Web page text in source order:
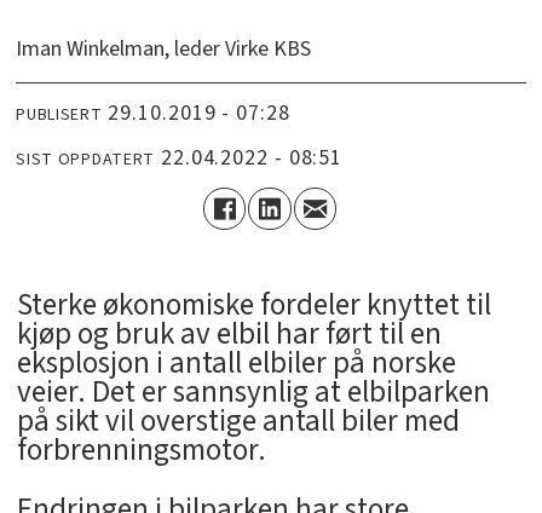
Iman Winkelman, leder Virke KBS
PUBLISERT 29.10.2019 - 07:28
SIST OPPDATERT 22.04.2022 - 08:51
Sterke økonomiske fordeler knyttet til
kjøp og bruk av elbil har ført til en
eksplosjon i antall elbiler på norske
veier. Det er sannsynlig at elbilparken
på sikt vil overstige antall biler med
forbrenningsmotor.